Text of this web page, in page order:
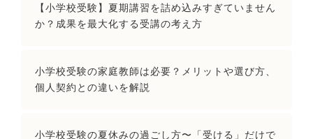
【小学校受験】夏期講習を詰め込みすぎていません
か？成果を最大化する受講の考え方
小学校受験の家庭教師は必要？メリットや選び方、
個人契約との違いを解説
小学校受験の夏休みの過ごし方〜「受ける」だけで